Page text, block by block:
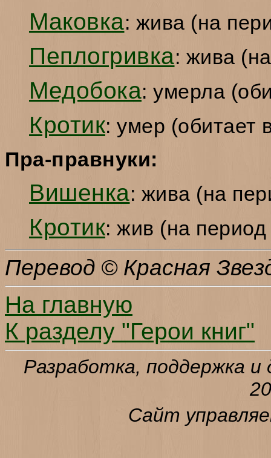
Маковка: жива (на
Пеплогривка: жива
Медобока: умерла
Кротик: умер (обитает
Пра-правнуки:
Вишенка: жива (на
Кротик: жив (на
Перевод © Красная
На главную
К разделу "Герои книг"
Разработка, поддержка и
Сайт